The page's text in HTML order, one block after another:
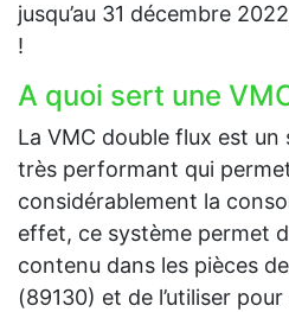
jusqu’au 31 décembre
!
A quoi sert une
La VMC double flux est
très performant qui
considérablement la
effet, ce système permet
contenu dans les pièces
(89130) et de l’utiliser